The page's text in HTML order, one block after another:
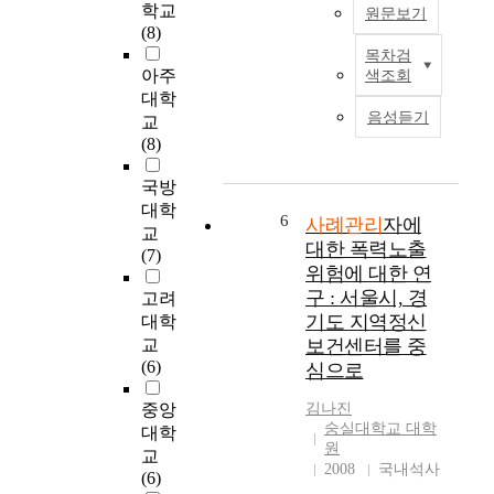
학교
(8)
아주
대학
교
(8)
국방
대학
교
(7)
고려
대학
교
(6)
중앙
대학
교
(6)
원문보기
목차검
색조회
음성듣기
6 사례관리 자에
대한 폭력노출
위험에 대한 연
구 : 서울시, 경
기도 지역정신
보건센터를 중
심으로
김나진
숭실대학교 대학
원
2008
국내석사